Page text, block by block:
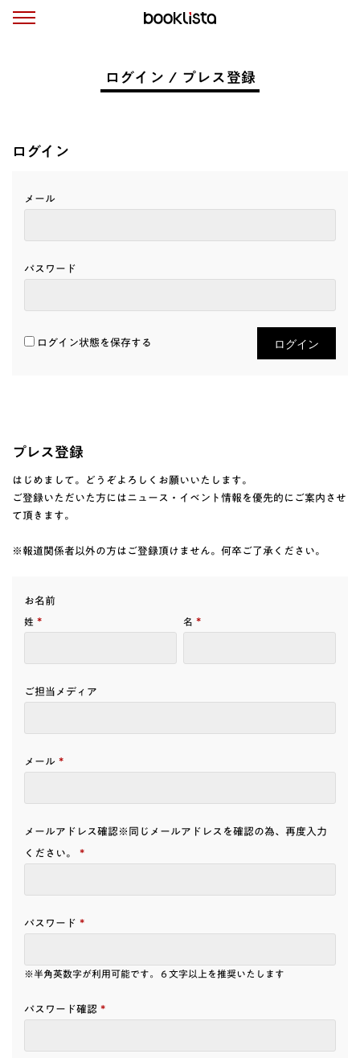
ログイン / プレス登録
ログイン
メール
パスワード
ログイン状態を保存する
プレス登録
はじめまして。どうぞよろしくお願いいたします。
ご登録いただいた方にはニュース・イベント情報を優先的にご案内させ
て頂きます。
※報道関係者以外の方はご登録頂けません。何卒ご了承ください。
お名前
姓 * 名 *
ご担当メディア
メール *
メールアドレス確認※同じメールアドレスを確認の為、再度入力
ください。 *
パスワード *
※半角英数字が利用可能です。６文字以上を推奨いたします
パスワード確認 *